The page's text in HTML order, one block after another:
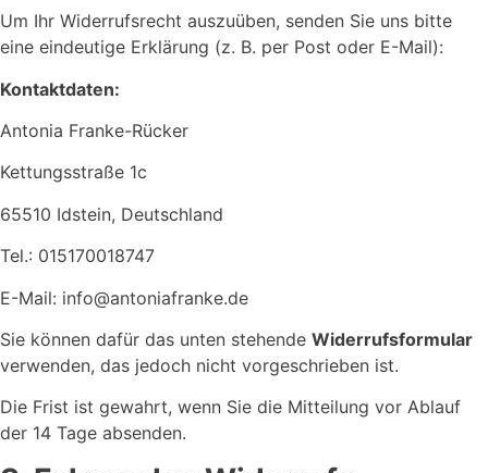
Um Ihr Widerrufsrecht auszuüben, senden Sie uns bitte
eine eindeutige Erklärung (z. B. per Post oder E-Mail):
Kontaktdaten:
Antonia Franke-Rücker
Kettungsstraße 1c
65510 Idstein, Deutschland
Tel.: 015170018747
E-Mail: info@antoniafranke.de
Sie können dafür das unten stehende Widerrufsformular
verwenden, das jedoch nicht vorgeschrieben ist.
Die Frist ist gewahrt, wenn Sie die Mitteilung vor Ablauf
der 14 Tage absenden.